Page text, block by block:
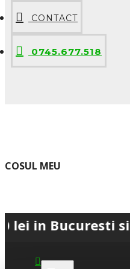
CONTACT
0745.677.518
COSUL MEU
si 300